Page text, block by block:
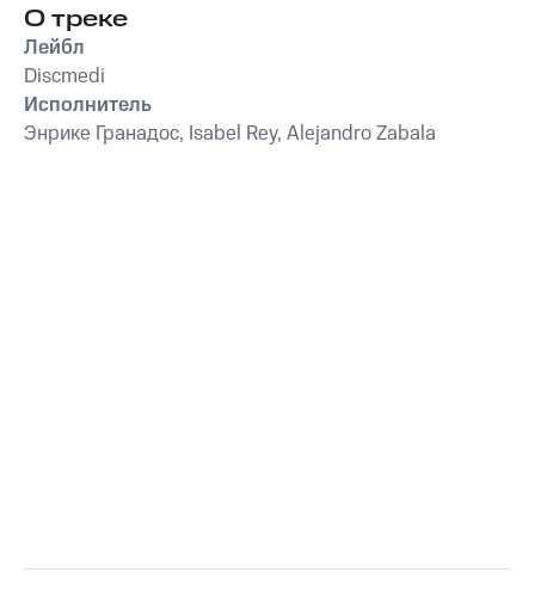
Франц Шуберт
String Orchestra
Антонио Вивальди
О треке
Лейбл
Discmedi
Исполнитель
Энрике Гранадос, Isabel Rey, Alejandro Zabala